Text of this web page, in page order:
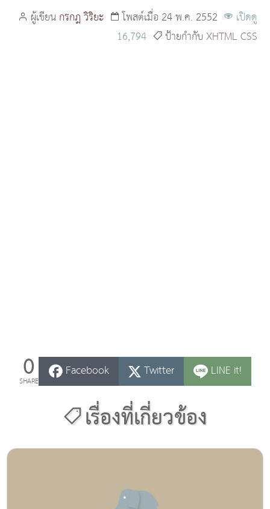
ผู้เขียนกรกฎ วิริยะ โพสต์เมื่อ 24 พ.ค. 2552
เปิดดู
16,794
ป้ายกำกับXHTMLCSS
0
SHARE
Facebook Twitter LINE it!
เรื่องที่เกี่ยวข้อง